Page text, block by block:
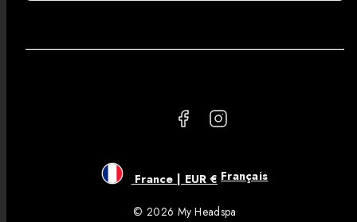
France | EUR € Français
© 2026 My Headspa